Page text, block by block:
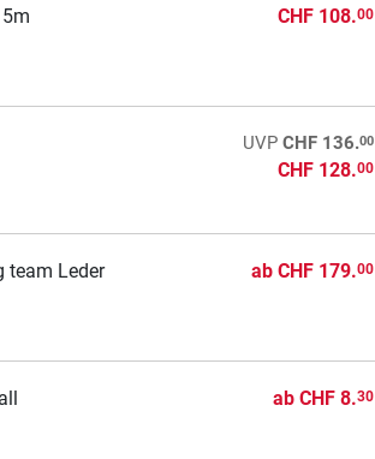
CHF 108.00
UVP CHF 136.00
CHF 128.00
team Leder abCHF 179.00
abCHF 8.30